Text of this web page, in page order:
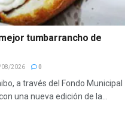
tumbarrancho de
08/2026 0
a través del Fondo Municipal
una nueva edición de la...